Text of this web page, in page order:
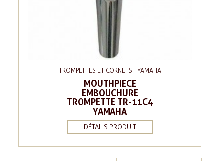
TROMPETTES ET CORNETS - YAMAHA
MOUTHPIECE
EMBOUCHURE
TROMPETTE TR-11C4
YAMAHA
DÉTAILS PRODUIT